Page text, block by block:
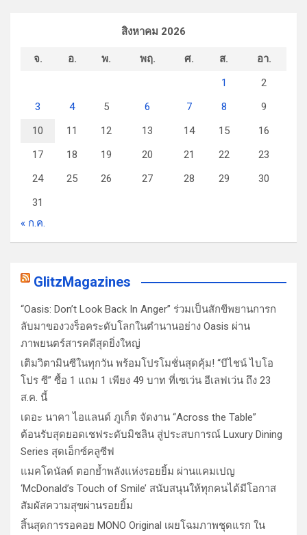
สิงหาคม 2026
จ. อ. พ. พฤ. ศ. ส.
อา.
1
2
3
4 5 6 7 8
9
10
11 12 13 14 15
16
17
18 19 20 21 22
23
24
25 26 27 28 29
30
31
« ก.ค.
GlitzMagazines
“Oasis: Don’t Look Back In Anger” ร่วมเป็นสักขีพยานการก
ลับมาของวงร็อคระดับโลกในตำนานอย่าง Oasis ผ่าน
ภาพยนตร์สารคดีสุดยิ่งใหญ่
เติมวิตามินซีในทุกวัน พร้อมโปรโมชั่นสุดคุ้ม! “บีไชน์ ไบโอ
โปร ซี” ซื้อ 1 แถม 1 เพียง 49 บาท ที่เซเว่น อีเลฟเว่น ถึง 23
ส.ค. นี้
เดอะ นาคา ไอแลนด์ ภูเก็ต จัดงาน “Across the Table”
ต้อนรับสุดยอดเชฟระดับมิชลิน สู่ประสบการณ์ Luxury Dining
Series สุดเอ็กซ์คลูซีฟ
แมคโดนัลด์ ตอกย้ำพลังแห่งรอยยิ้ม ผ่านแคมเปญ
‘McDonald’s Touch of Smile’ สนับสนุนให้ทุกคนได้มีโอกาส
สัมผัสความสุขผ่านรอยยิ้ม
สิ้นสุดการรอคอย MONO Original เผยโฉมภาพชุดแรก ใน